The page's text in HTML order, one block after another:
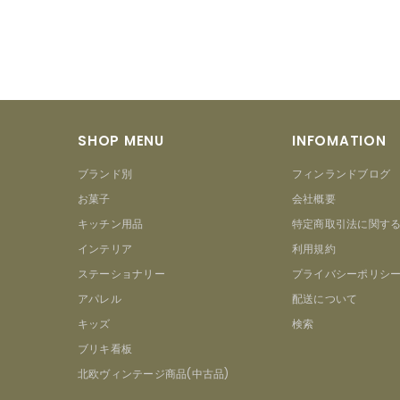
SHOP MENU
ブランド別
お菓子
キッチン用品
インテリア
ステーショナリー
アパレル
キッズ
ブリキ看板
北欧ヴィンテージ商品(中古品)
INFOMATION
フィンランドブログ
会社概要
特定商取引法に関す
利用規約
プライバシーポリシ
配送について
検索